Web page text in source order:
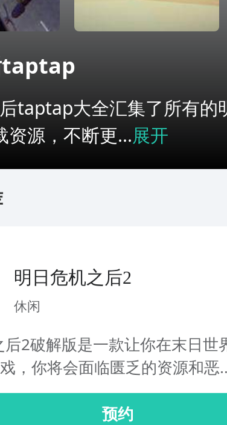
taptap
taptap大全汇集了所有的
资源，不断更...展开
明日危机之后2
休闲
后2破解版是一款让你在末日世
，你将会面临匮乏的资源和恶
预约